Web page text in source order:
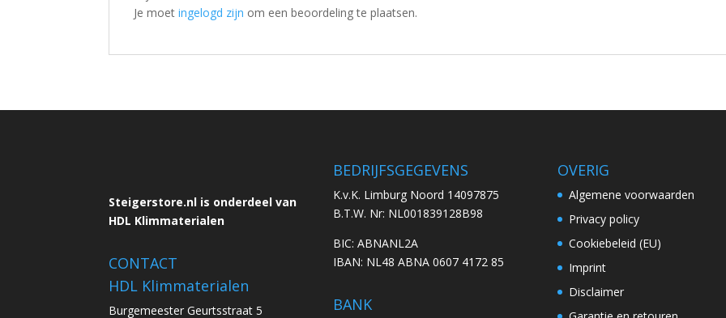
Je moetingelogd zijn om een beoordeling te plaatsen.
Steigerstore.nl is onderdeel van
HDL Klimmaterialen
CONTACT
HDL Klimmaterialen
Burgemeester Geurtsstraat 5
BEDRIJFSGEGEVENS
K.v.K. Limburg Noord 14097875
B.T.W. Nr: NL001839128B98
BIC: ABNANL2A
IBAN: NL48 ABNA 0607 4172 85
BANK
OVERIG
Algemene voorwaarden
Privacy policy
Cookiebeleid (EU)
Imprint
Disclaimer